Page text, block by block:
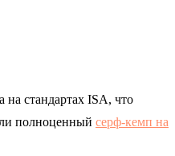
стандартах ISA, что
полноценный серф-кемп на